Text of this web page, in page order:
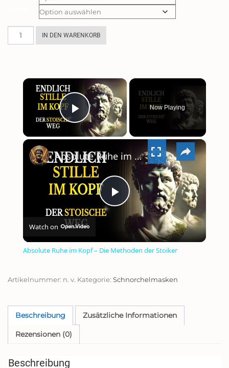
Schnorchelmaske,
Tauchermaske
Abnehmbarer
Kamerahalterung,
Anti-
Beschlag,
IN DEN WARENKORB
×
PLAY
VIDEO
Now Playing
×
PLAY
VIDEO
Absolute Ruhe im Kopf – Die Methoden der Stoiker
Watch on
Absolute Ruhe im Kopf – Die Methoden der Stoiker
Artikelnummer: n. v. Kategorie: Schnorchelmasken
Beschreibung Zusätzliche Informationen
Rezensionen (0)
Beschreibung